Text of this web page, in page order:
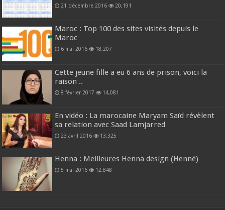
21 décembre 2016 20,191
Maroc : Top 100 des sites visités depuis le
Maroc
6 mai 2016 18,207
Cette jeune fille a eu 6 ans de prison, voici la
raison ..
8 février 2017 14,081
En vidéo : La marocaine Maryam Saïd révèlent
sa relation avec Saad Lamjarred
23 avril 2016 13,325
Henna : Meilleures Henna design (Henné)
5 mai 2016 12,848